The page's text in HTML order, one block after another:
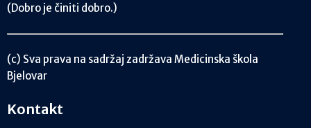
(Dobro je činiti dobro.)
(c) Sva prava na sadržaj zadržava Medicinska škola
Bjelovar
Kontakt